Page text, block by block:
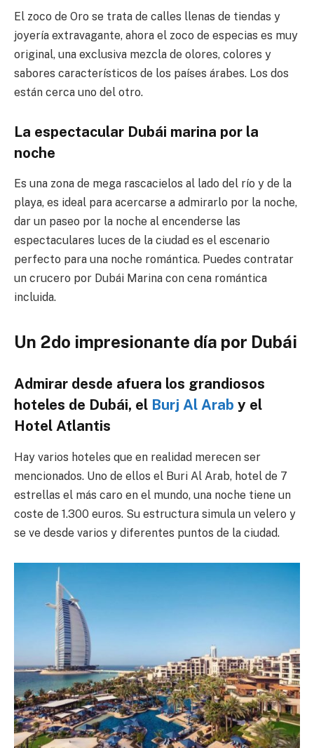
El zoco de Oro se trata de calles llenas de tiendas y
joyería extravagante, ahora el zoco de especias es muy
original, una exclusiva mezcla de olores, colores y
sabores característicos de los países árabes. Los dos
están cerca uno del otro.
La espectacular Dubái marina por la
noche
Es una zona de mega rascacielos al lado del río y de la
playa, es ideal para acercarse a admirarlo por la noche,
dar un paseo por la noche al encenderse las
espectaculares luces de la ciudad es el escenario
perfecto para una noche romántica. Puedes contratar
un crucero por Dubái Marina con cena romántica
incluida.
Un 2do impresionante día por Dubái
Admirar desde afuera los grandiosos
hoteles de Dubái, el Burj Al Arab y el
Hotel Atlantis
Hay varios hoteles que en realidad merecen ser
mencionados. Uno de ellos el Buri Al Arab, hotel de 7
estrellas el más caro en el mundo, una noche tiene un
coste de 1.300 euros. Su estructura simula un velero y
se ve desde varios y diferentes puntos de la ciudad.